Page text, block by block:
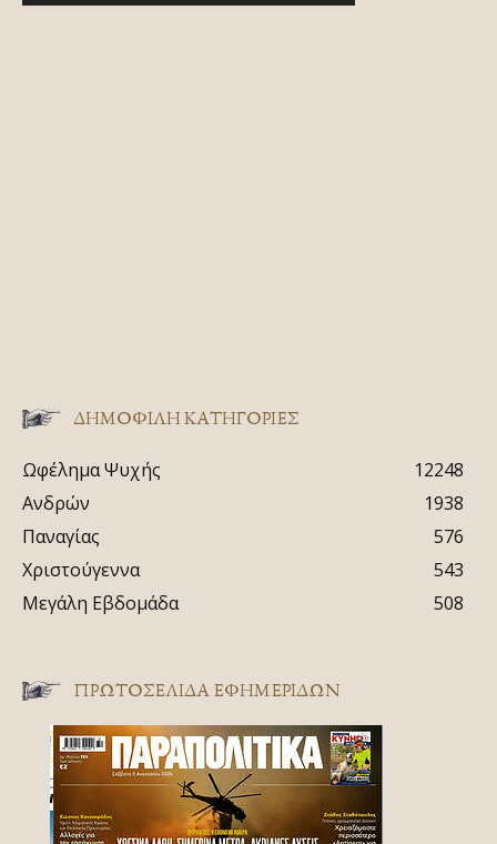
ΔΗΜΟΦΙΛΗ ΚΑΤΗΓΟΡΙΕΣ
Ωφέλημα Ψυχής
12248
Ανδρών
1938
Παναγίας
576
Χριστούγεννα
543
Μεγάλη Εβδομάδα
508
ΠΡΩΤΟΣΈΛΙΔΑ ΕΦΗΜΕΡΊΔΩΝ